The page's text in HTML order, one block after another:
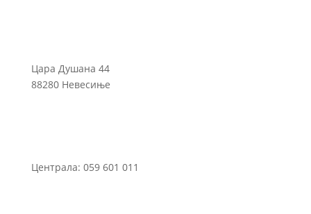
Цара Душана 44
88280 Невесиње
Централа: 059 601 011